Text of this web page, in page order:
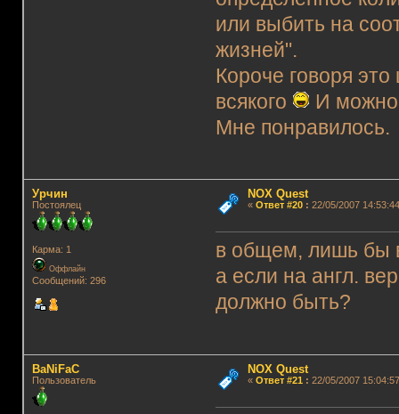
или выбить на
жизней".
Короче говоря
всякого
И
Мне понравилось.
Урчин
Постоялец
Карма: 1
Оффлайн
Сообщений: 296
NOX Quest
« Ответ #20: 22/05/2007
в общем, лишь бы
а если на англ.
должно быть?
BaNiFaC
Пользователь
NOX Quest
« Ответ #21 : 22/05/2007